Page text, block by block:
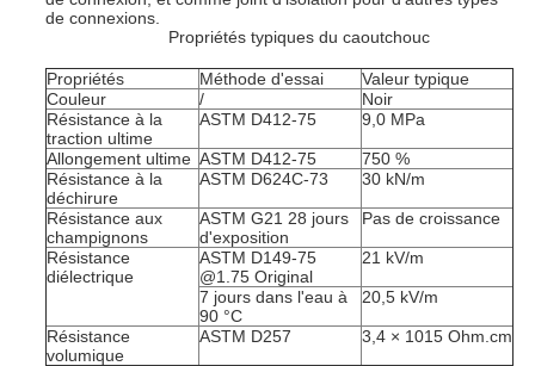
de connexions.
Propriétés typiques du caoutchouc
Propriétés Méthode d'essai
Valeur typique
Couleur
/
Noir
Résistance à la
traction ultime
ASTM D412-75 9,0 MPa
Allongement ultime ASTM D412-75
750 %
Résistance à la
déchirure
ASTM D624C-73 30 kN/m
Résistance aux
champignons
ASTM G21 28 jours
d'exposition
Pas de croissance
Résistance
diélectrique
ASTM D149-75
@1.75 Original
21 kV/m
7 jours dans l'eau à
90 °C
20,5 kV/m
Résistance
volumique
ASTM D257 3,4 × 1015 Ohm.cm